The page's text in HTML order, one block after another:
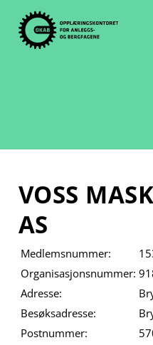
content
VOSS
AS
Medlemsnummer:
Organisasjonsnummer:
Adresse:
Besøksadresse:
Postnummer: